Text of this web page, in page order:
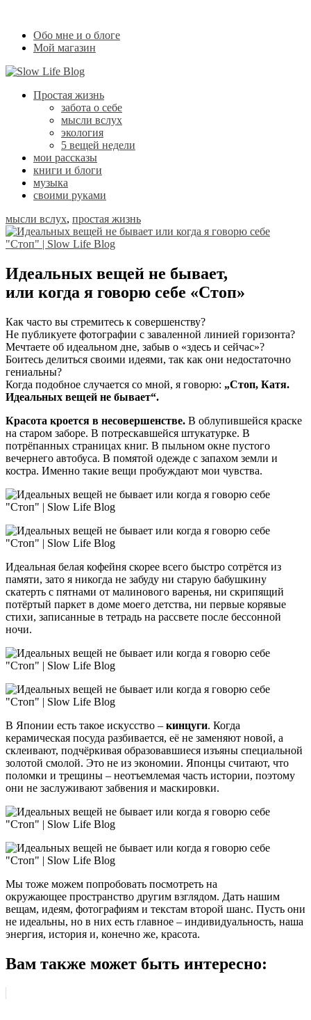
Обо мне и о блоге
Мой магазин
Простая жизнь
забота о себе
мысли вслух
экология
5 вещей недели
мои рассказы
книги и блоги
музыка
своими руками
мысли вслух, простая жизнь
Идеальных вещей не бывает,
или когда я говорю себе «Стоп»
Как часто вы стремитесь к совершенству?
Не публикуете фотографии с заваленной линией горизонта?
Мечтаете об идеальном дне, забыв о «здесь и сейчас»?
Боитесь делиться своими идеями, так как они недостаточно
гениальны?
Когда подобное случается со мной, я говорю: „Стоп, Катя.
Идеальных вещей не бывает“.
Красота кроется в несовершенстве. В облупившейся краске
на старом заборе. В потрескавшейся штукатурке. В
потрёпанных страницах книг. В пыльном окне пустого
вечернего автобуса. В помятой одежде с запахом земли и
костра. Именно такие вещи пробуждают мои чувства.
Идеальная белая кофейня скорее всего быстро сотрётся из
памяти, зато я никогда не забуду ни старую бабушкину
скатерть с пятнами от малинового варенья, ни скрипящий
потёртый паркет в доме моего детства, ни первые корявые
стихи, записанные в тетрадь на рассвете после бессонной
ночи.
В Японии есть такое искусство – кинцуги. Когда
керамическая посуда разбивается, её не заменяют новой, а
склеивают, подчёркивая образовавшиеся изъяны специальной
золотой смолой. Это не из экономии. Японцы считают, что
поломки и трещины – неотъемлемая часть истории, поэтому
они не заслуживают забвения и маскировки.
Мы тоже можем попробовать посмотреть на
окружающее пространство другим взглядом. Дать нашим
вещам, идеям, фотографиям и текстам второй шанс. Пусть они
не идеальны, но в них есть главное – индивидуальность, наша
энергия, история и, конечно же, красота.
Вам также может быть интересно: